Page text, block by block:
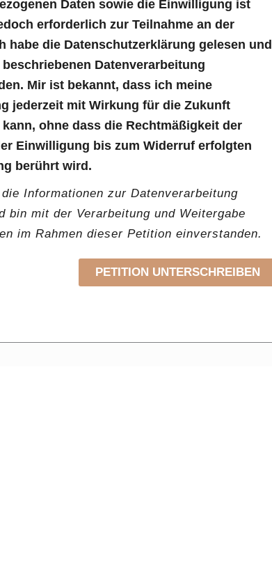
Daten sowie die Einwilligung ist
erforderlich zur Teilnahme an der
habe die Datenschutzerklärung gelesen und
Datenverarbeitung
Mir ist bekannt, dass ich meine
jederzeit mit Wirkung für die Zukunft
ohne dass die Rechtmäßigkeit der
Einwilligung bis zum Widerruf erfolgten
berührt wird.
Informationen zur Datenverarbeitung
bin mit der Verarbeitung und Weitergabe
im Rahmen dieser Petition einverstanden.
PETITION UNTERSCHREIBEN